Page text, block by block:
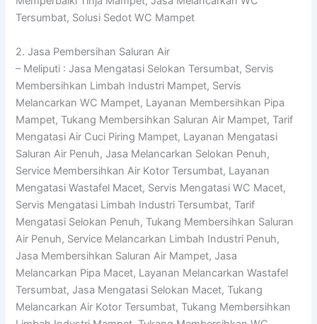
Tersumbat, Solusi Sedot WC Mampet
2. Jasa Pembersihan Saluran Air
– Meliputi : Jasa Mengatasi Selokan Tersumbat, Servis
Membersihkan Limbah Industri Mampet, Servis
Melancarkan WC Mampet, Layanan Membersihkan Pipa
Mampet, Tukang Membersihkan Saluran Air Mampet, Tarif
Mengatasi Air Cuci Piring Mampet, Layanan Mengatasi
Saluran Air Penuh, Jasa Melancarkan Selokan Penuh,
Service Membersihkan Air Kotor Tersumbat, Layanan
Mengatasi Wastafel Macet, Servis Mengatasi WC Macet,
Servis Mengatasi Limbah Industri Tersumbat, Tarif
Mengatasi Selokan Penuh, Tukang Membersihkan Saluran
Air Penuh, Service Melancarkan Limbah Industri Penuh,
Jasa Membersihkan Saluran Air Mampet, Jasa
Melancarkan Pipa Macet, Layanan Melancarkan Wastafel
Tersumbat, Jasa Mengatasi Selokan Macet, Tukang
Melancarkan Air Kotor Tersumbat, Tukang Membersihkan